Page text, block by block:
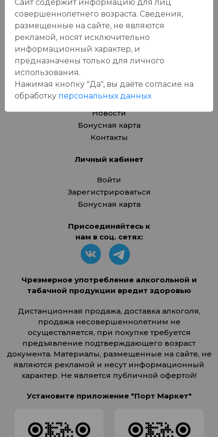
Вина
Пиво, сидр
Товары для животных
Подарочные карты
Адреса магазинов
Вакансии
Новости
Бонусная карта
Контакты
Личный кабинет
Войти
Зарегистрироваться
Бонусная карта
Присоединяйтесь к
нам в соц. сетях:
Чрезмерное употребление алкогольной и
табачной продукции вредит здоровью
Дистанционная продажа, доставка алкоголя,
продажа несовершеннолетним не
осуществляется, при покупке требуется
предъявление подтверждающего возраст
документа. Материалы, размещенные на сайте, не
являются рекламой и несут информационный
характер. Не является публичной офертой!
Установите приложение "Порт Маркет"
Сайт содержит информацию для лиц
совершеннолетнего возраста. Сведения,
размещенные на сайте, не являются
рекламой, носят исключительно
информационный характер, и
предназначены только для личного
использования.
Нажимая кнопку "Да", вы даёте cогласие на
обработку персональных данных